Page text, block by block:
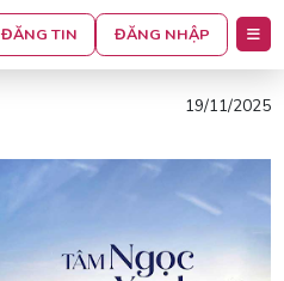
ĐĂNG TIN ĐĂNG NHẬP
19/11/2025